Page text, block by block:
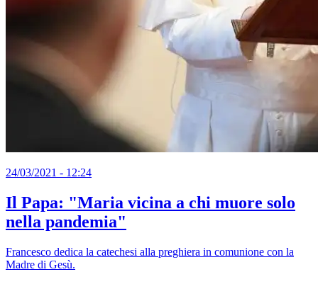
24/03/2021 - 12:24
Il Papa: "Maria vicina a chi muore solo
nella pandemia"
Francesco dedica la catechesi alla preghiera in comunione con la
Madre di Gesù.